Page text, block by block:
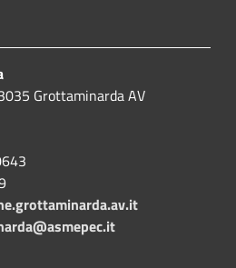
Grottaminarda AV